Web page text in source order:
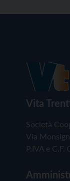
Vita
Società
Via
P.IVA e